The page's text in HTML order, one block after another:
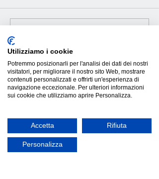
Utilizziamo i cookie
Potremmo posizionarli per l'analisi dei dati dei nostri
visitatori, per migliorare il nostro sito Web, mostrare
contenuti personalizzati e offrirti un'esperienza di
navigazione eccezionale. Per ulteriori informazioni
sui cookie che utilizziamo aprire Personalizza.
Accetta Rifiuta
Personalizza